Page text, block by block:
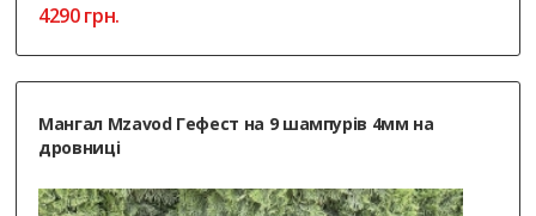
4290грн.
Мангал Mzavod Гефест на 9 шампурів 4мм на
дровниці